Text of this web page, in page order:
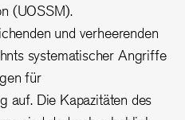
(UOSSM).
und verheerenden
systematischer Angriffe
für
auf. Die Kapazitäten des